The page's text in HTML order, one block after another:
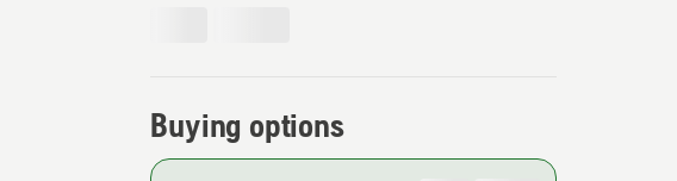
Buying options